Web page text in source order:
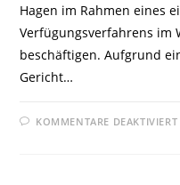
Hagen im Rahmen eines
Verfügungsverfahrens im
beschäftigen. Aufgrund
Gericht…
KOMMENTARE DEAKTIVIERT